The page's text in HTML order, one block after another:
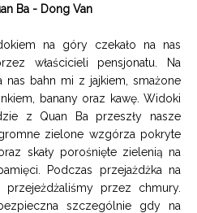
Ba - Dong Van
na góry czekało na nas
właścicieli pensjonatu. Na
nas bahn mi z jajkiem, smażone
banany oraz kawę. Widoki
z Quan Ba przeszły nasze
zielone wzgórza pokryte
skały porośnięte zielenią na
Podczas przejażdżka na
przez chmury.
szczególnie gdy na